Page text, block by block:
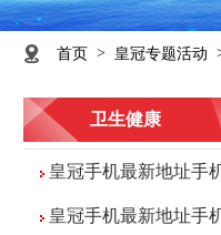
首页 > 皇冠专题活动
卫生健康
皇冠手机最新地址手机app
皇冠手机最新地址手机app卫生健